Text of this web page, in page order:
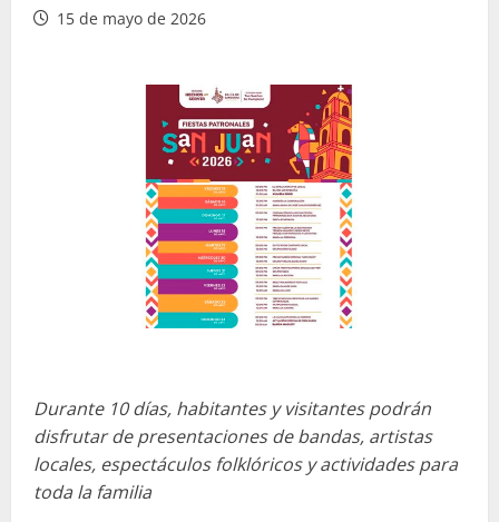
15 de mayo de 2026
Durante 10 días, habitantes y visitantes podrán
disfrutar de presentaciones de bandas, artistas
locales, espectáculos folklóricos y actividades para
toda la familia